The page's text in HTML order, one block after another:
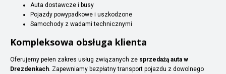
Auta dostawcze i busy
Pojazdy powypadkowe i uszkodzone
Samochody z wadami technicznymi
Kompleksowa obsługa klienta
Oferujemy pełen zakres usług związanych ze sprzedażą auta w
Drezdenkach. Zapewniamy bezpłatny transport pojazdu z dowolnego